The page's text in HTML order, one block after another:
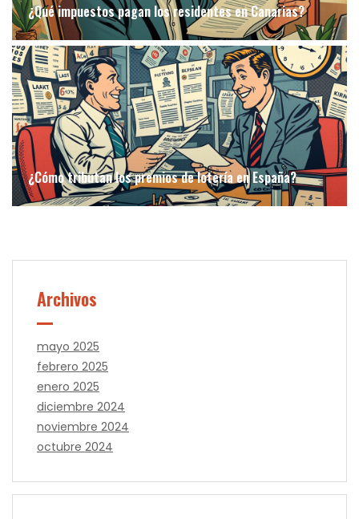
¿Qué impuestos pagan los residentes en Canarias?
¿Cómo tributan los premios de lotería en España?
Archivos
mayo 2025
febrero 2025
enero 2025
diciembre 2024
noviembre 2024
octubre 2024